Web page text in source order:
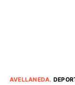
AVELLANEDA.